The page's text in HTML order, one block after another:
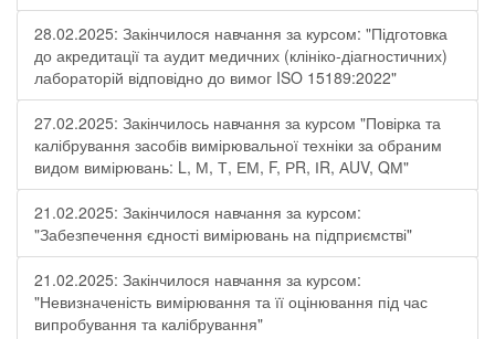
28.02.2025: Закінчилося навчання за курсом: "Підготовка
до акредитації та аудит медичних (клініко-діагностичних)
лабораторій відповідно до вимог ISO 15189:2022"
27.02.2025: Закінчилось навчання за курсом "Повірка та
калібрування засобів вимірювальної техніки за обраним
видом вимірювань: L, М, Т, ЕМ, F, РR, ІR, АUV, QМ"
21.02.2025: Закінчилося навчання за курсом:
"Забезпечення єдності вимірювань на підприємстві"
21.02.2025: Закінчилося навчання за курсом:
"Невизначеність вимірювання та її оцінювання під час
випробування та калібрування"